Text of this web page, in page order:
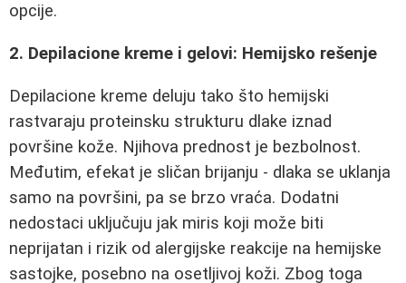
opcije.
2. Depilacione kreme i gelovi: Hemijsko rešenje
Depilacione kreme deluju tako što hemijski
rastvaraju proteinsku strukturu dlake iznad
površine kože. Njihova prednost je bezbolnost.
Međutim, efekat je sličan brijanju - dlaka se uklanja
samo na površini, pa se brzo vraća. Dodatni
nedostaci uključuju jak miris koji može biti
neprijatan i rizik od alergijske reakcije na hemijske
sastojke, posebno na osetljivoj koži. Zbog toga